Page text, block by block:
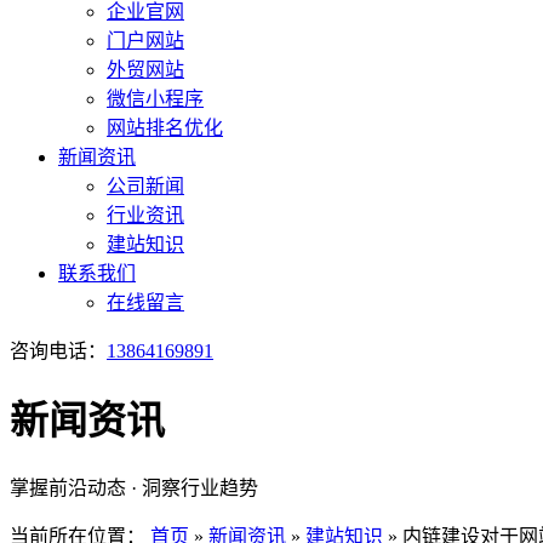
企业官网
门户网站
外贸网站
微信小程序
网站排名优化
新闻资讯
公司新闻
行业资讯
建站知识
联系我们
在线留言
咨询电话： 13864169891
新闻资讯
掌握前沿动态 · 洞察行业趋势
当前所在位置： 首页 » 新闻资讯 » 建站知识 » 内链建设对于